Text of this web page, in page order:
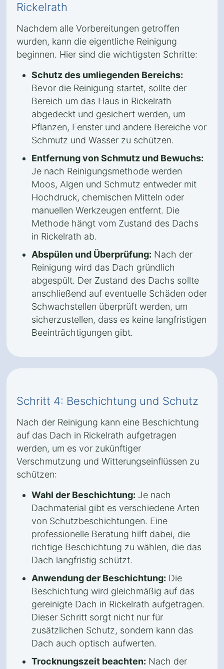
Rickelrath
Nachdem alle Vorbereitungen getroffen
wurden, kann die eigentliche Reinigung
beginnen. Hier sind die wichtigsten Schritte:
Schutz des umliegenden Bereichs:
Bevor die Reinigung startet, sollte der
Bereich um das Haus in Rickelrath
abgedeckt und gesichert werden, um
Pflanzen, Fenster und andere Bereiche vor
Schmutz und Wasser zu schützen.
Entfernung von Schmutz und Bewuchs:
Je nach Reinigungsmethode werden
Moos, Algen und Schmutz entweder mit
Hochdruck, chemischen Mitteln oder
manuellen Werkzeugen entfernt. Die
Methode hängt vom Zustand des Dachs
in Rickelrath ab.
Abspülen und Überprüfung: Nach der
Reinigung wird das Dach gründlich
abgespült. Der Zustand des Dachs sollte
anschließend auf eventuelle Schäden oder
Schwachstellen überprüft werden, um
sicherzustellen, dass es keine langfristigen
Beeinträchtigungen gibt.
Schritt 4: Beschichtung und Schutz
Nach der Reinigung kann eine Beschichtung
auf das Dach in Rickelrath aufgetragen
werden, um es vor zukünftiger
Verschmutzung und Witterungseinflüssen zu
schützen:
Wahl der Beschichtung: Je nach
Dachmaterial gibt es verschiedene Arten
von Schutzbeschichtungen. Eine
professionelle Beratung hilft dabei, die
richtige Beschichtung zu wählen, die das
Dach langfristig schützt.
Anwendung der Beschichtung: Die
Beschichtung wird gleichmäßig auf das
gereinigte Dach in Rickelrath aufgetragen.
Dieser Schritt sorgt nicht nur für
zusätzlichen Schutz, sondern kann das
Dach auch optisch aufwerten.
Trocknungszeit beachten: Nach der